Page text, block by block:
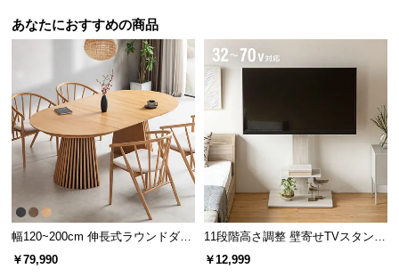
セ
ル
つ
い
て
保
に
て
あなたにおすすめの商品
幅120~200cm 伸長式ラウンドダイ
ニングテーブル 6人掛け 天然木突
￥79,990
11段階高さ調整 壁寄せTVスタンド
キャスター付き 上下左右角度調節
￥12,999